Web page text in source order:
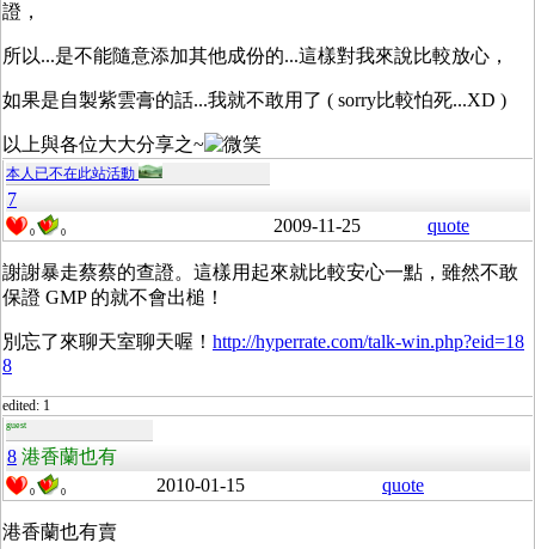
證，
所以...是不能隨意添加其他成份的...這樣對我來說比較放心，
如果是自製紫雲膏的話...我就不敢用了 ( sorry比較怕死...XD )
以上與各位大大分享之~
本人已不在此站活動
7
0 0 2009-11-25 quote
謝謝暴走蔡蔡的查證。這樣用起來就比較安心一點，雖然不敢
保證 GMP 的就不會出槌！
別忘了來聊天室聊天喔！ http://hyperrate.com/talk-win.php?eid=18
8
edited: 1
guest
8 港香蘭也有
0 0 2010-01-15 quote
港香蘭也有賣